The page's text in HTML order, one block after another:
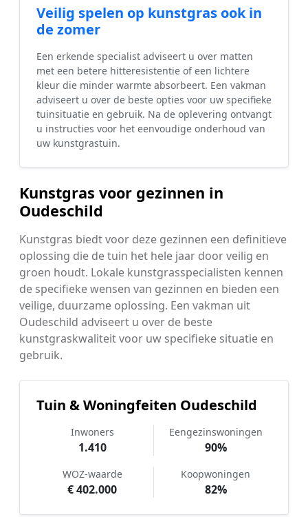
Veilig spelen op kunstgras ook in
de zomer
Een erkende specialist adviseert u over matten
met een betere hitteresistentie of een lichtere
kleur die minder warmte absorbeert. Een vakman
adviseert u over de beste opties voor uw specifieke
tuinsituatie en gebruik. Na de oplevering ontvangt
u instructies voor het eenvoudige onderhoud van
uw kunstgrastuin.
Kunstgras voor gezinnen in
Oudeschild
Kunstgras biedt voor deze gezinnen een definitieve
oplossing die de tuin het hele jaar door veilig en
groen houdt. Lokale kunstgrasspecialisten kennen
de specifieke wensen van gezinnen en bieden een
veilige, duurzame oplossing. Een vakman uit
Oudeschild adviseert u over de beste
kunstgraskwaliteit voor uw specifieke situatie en
gebruik.
Tuin & Woningfeiten Oudeschild
Inwoners
1.410
Eengezinswoningen
90%
WOZ-waarde
€ 402.000
Koopwoningen
82%